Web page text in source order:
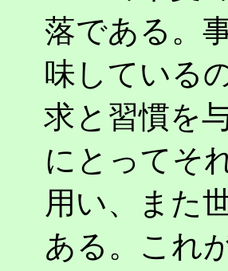
落である。
味している
求と習慣を
にとってそ
用い、また
ある。これ